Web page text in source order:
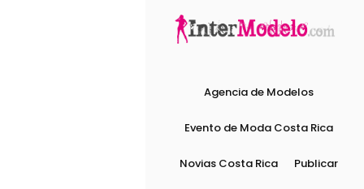
Agencia de Modelos
Evento de Moda Costa Rica
Novias Costa Rica Publicar